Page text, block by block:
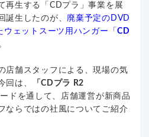
再生する「CDプラ」事業を展
誕生したのが、 廃棄予定のDVD
ウェットスーツ用ハンガー「CD
店舗スタッフによる、現場の気
回は、
「CDプラ R2
ドを通して、店舗運営が新商品
ならではの社風についてご紹介